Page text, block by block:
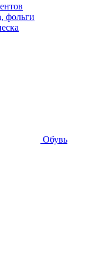
фольги
Обувь